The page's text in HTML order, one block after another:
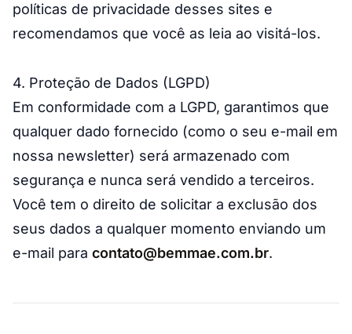
políticas de privacidade desses sites e
recomendamos que você as leia ao visitá-los.
4. Proteção de Dados (LGPD)
Em conformidade com a LGPD, garantimos que
qualquer dado fornecido (como o seu e-mail em
nossa newsletter) será armazenado com
segurança e nunca será vendido a terceiros.
Você tem o direito de solicitar a exclusão dos
seus dados a qualquer momento enviando um
e-mail para contato@bemmae.com.br.